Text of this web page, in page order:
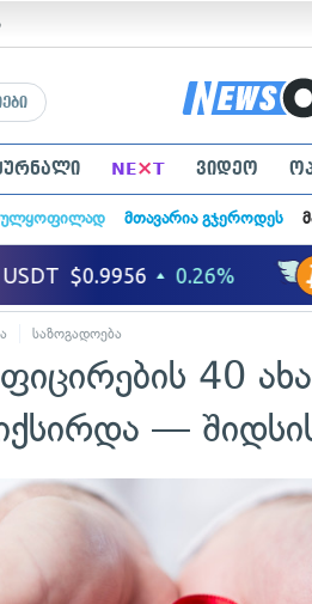
NE×T ვიდეო
მთავარია გჯეროდეს
საზოგადოება
40
—